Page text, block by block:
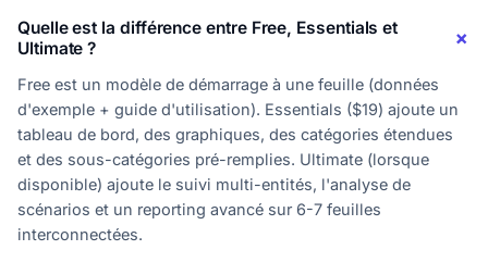
Quelle est la différence entre Free, Essentials et
Ultimate ?
Free est un modèle de démarrage à une feuille (données
d'exemple + guide d'utilisation). Essentials ($19) ajoute un
tableau de bord, des graphiques, des catégories étendues
et des sous-catégories pré-remplies. Ultimate (lorsque
disponible) ajoute le suivi multi-entités, l'analyse de
scénarios et un reporting avancé sur 6-7 feuilles
interconnectées.